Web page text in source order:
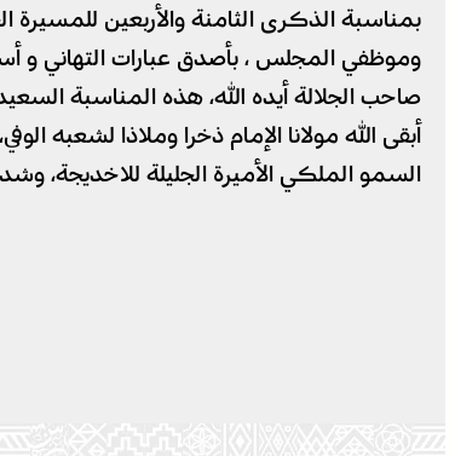
بمناسبة الذكرى الثامنة والأربعين
وموظفي المجلس ، بأصدق عبارات التهاني و
صاحب الجلالة أيده الله، هذه المناسبة
أبقى الله مولانا الإمام ذخرا وملاذا لشعبه
السمو الملكي الأميرة الجليلة للاخديجة،